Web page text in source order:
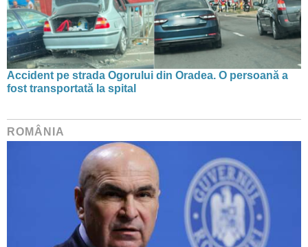
Accident pe strada Ogorului din Oradea. O persoană a
fost transportată la spital
ROMÂNIA